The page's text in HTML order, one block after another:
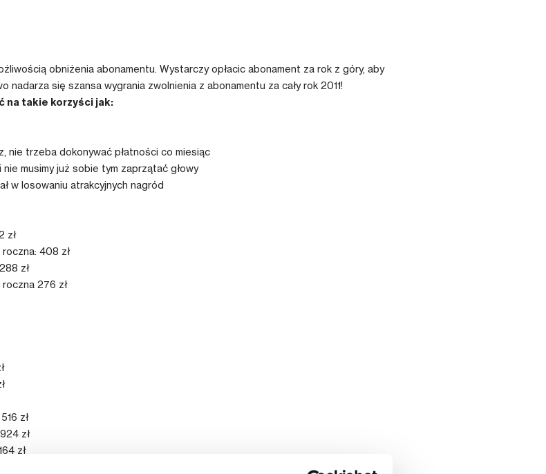
obniżenia abonamentu. Wystarczy opłacic abonament za rok z góry, aby
się szansa wygrania zwolnienia z abonamentu za cały rok 2011!
na takie korzyści jak:
nie trzeba dokonywać płatności co miesiąc
musimy już sobie tym zaprzątać głowy
w losowaniu atrakcyjnych nagród
zł
roczna: 408 zł
zł
276 zł
zł
zł
zł